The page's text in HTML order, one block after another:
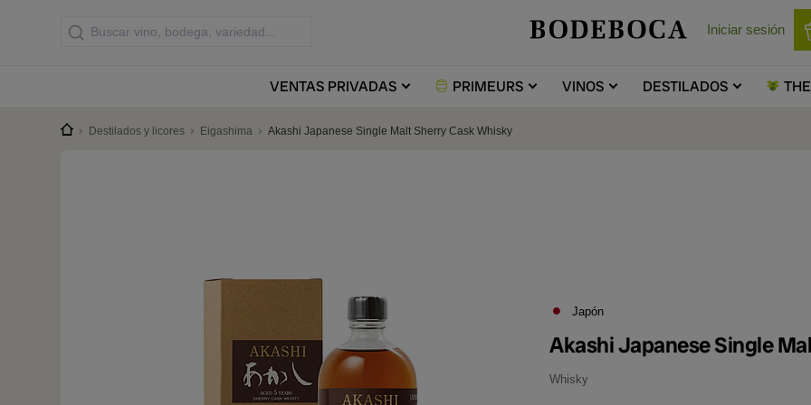
Iniciar sesión
VENTASPRIVADAS PRIMEURS VINOS DESTILADOS THE
Destilados y licores Eigashima Akashi Japanese Single Malt Sherry Cask Whisky
Japón
Akashi Japanese Single
Whisky